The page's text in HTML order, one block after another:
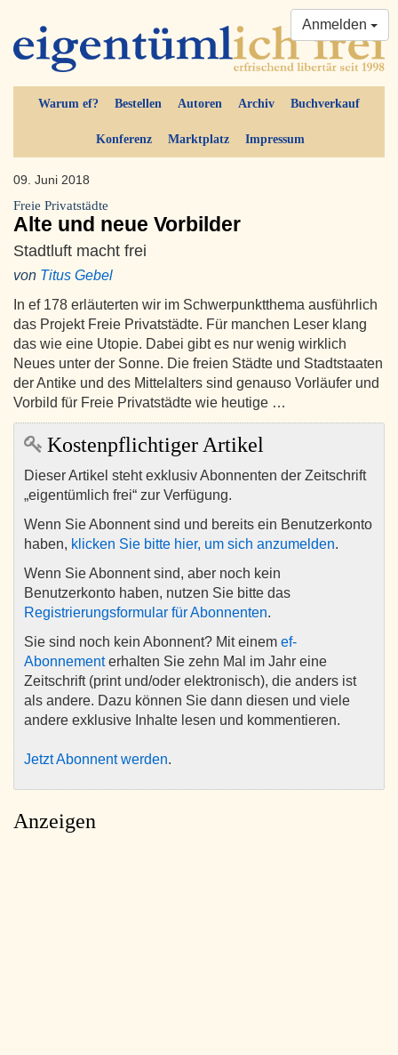
Warum ef? Bestellen Autoren Archiv Buchverkauf
Konferenz Marktplatz Impressum
Anmelden
09. Juni 2018
Freie Privatstädte
Alte und neue Vorbilder
Stadtluft macht frei
von Titus Gebel
In ef 178 erläuterten wir im Schwerpunktthema ausführlich
das Projekt Freie Privatstädte. Für manchen Leser klang
das wie eine Utopie. Dabei gibt es nur wenig wirklich
Neues unter der Sonne. Die freien Städte und Stadtstaaten
der Antike und des Mittelalters sind genauso Vorläufer und
Vorbild für Freie Privatstädte wie heutige …
Kostenpflichtiger Artikel
Dieser Artikel steht exklusiv Abonnenten der Zeitschrift
„eigentümlich frei“ zur Verfügung.
Wenn Sie Abonnent sind und bereits ein Benutzerkonto
haben, klicken Sie bitte hier, um sich anzumelden.
Wenn Sie Abonnent sind, aber noch kein
Benutzerkonto haben, nutzen Sie bitte das
Registrierungsformular für Abonnenten.
Sie sind noch kein Abonnent? Mit einem ef-
Abonnementerhalten Sie zehn Mal im Jahr eine
Zeitschrift (print und/oder elektronisch), die anders ist
als andere. Dazu können Sie dann diesen und viele
andere exklusive Inhalte lesen und kommentieren.
Jetzt Abonnent werden.
Anzeigen